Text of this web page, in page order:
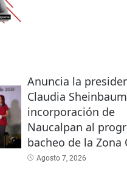
Anuncia la
Claudia
incorporación de
Naucalpan al
bacheo de la Zona
Agosto 7, 2026